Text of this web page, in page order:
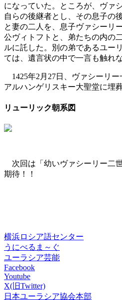
になっていた。ところが、ヴァ
自らの後継者とし、その息子の
と妻の二人を、息子ヴァシーリ
公ヴィトフトと、弟たちの内の
ルに託した。別の弟であるユー
ては、遺言状の中で一言も触れ
1425年2月27日、ヴァシーリ
アルハンゲリスキー大聖堂に埋
リューリック朝系図
次回は「幼いヴァシーリー二
期待！！
横浜ロシア語センター
うにべるま～ぐ
ユーラシア芸能
Facebook
Youtube
X(旧Twitter)
日本ユーラシア協会本部